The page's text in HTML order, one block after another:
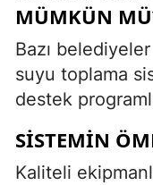
MÜMKÜN
Bazı
suyu toplama
destek
SISTEMIN
Kaliteli